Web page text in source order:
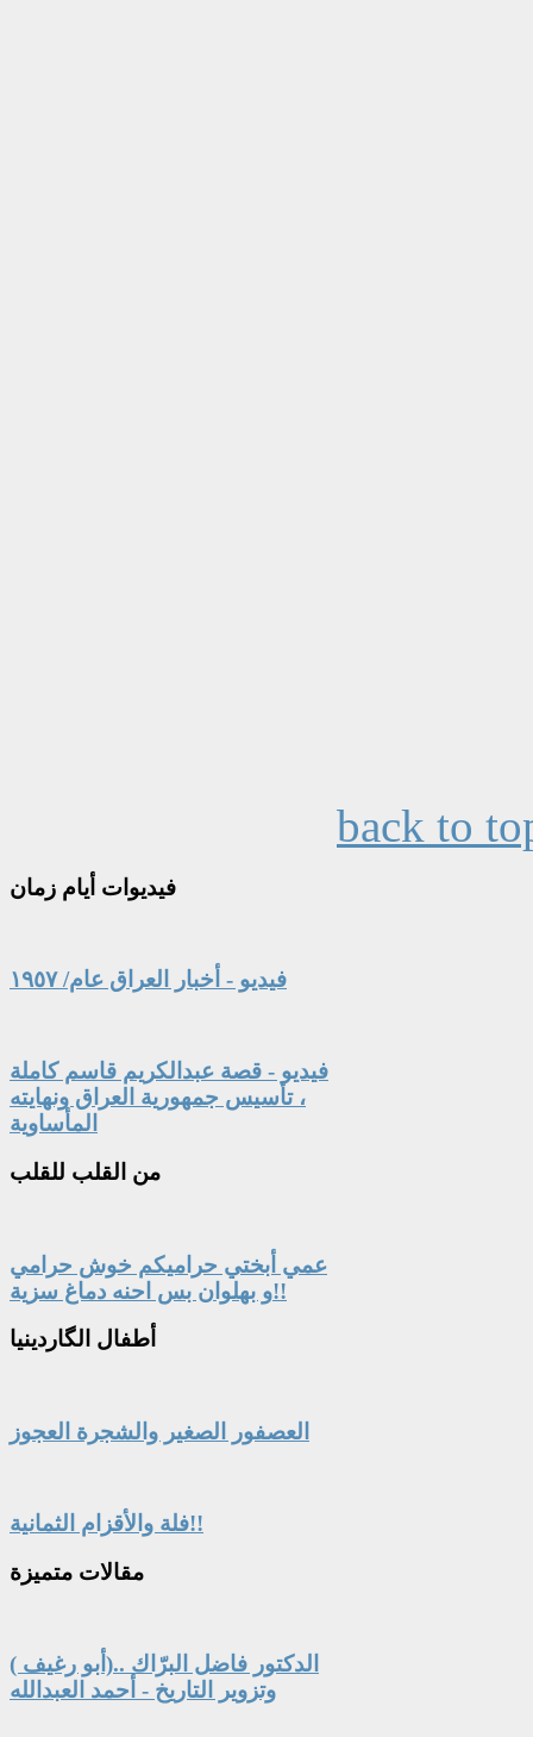
back to
فيديوات أيام زمان
فيديو - أخبار العراق عام/ ١٩٥٧
فيديو - قصة عبدالكريم قاسم كاملة
، تأسيس جمهورية العراق ونهايته
المأساوية
من القلب للقلب
عمي أبختي حراميكم خوش حرامي
و بهلوان بس احنه دماغ سزية!!
أطفال الگاردينيا
العصفور الصغير والشجرة العجوز
فلة والأقزام الثمانية!!
مقالات متميزة
الدكتور فاضل البرّاك ..(أبو رغيف )
وتزوير التاريخ - أحمد العبدالله